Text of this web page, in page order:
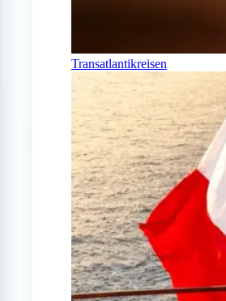
Transatlantikreisen